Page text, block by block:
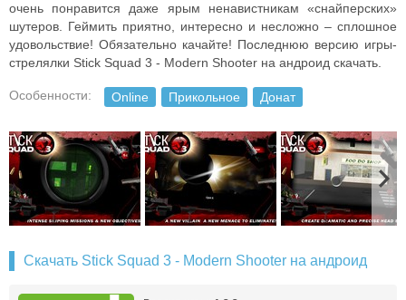
очень понравится даже ярым ненавистникам «снайперских»
шутеров. Геймить приятно, интересно и несложно – сплошное
удовольствие! Обязательно качайте! Последнюю версию игры-
стрелялки Stick Squad 3 - Modern Shooter на андроид скачать.
Особенности: Online Прикольное Донат
Скачать Stick Squad 3 - Modern Shooter на андроид